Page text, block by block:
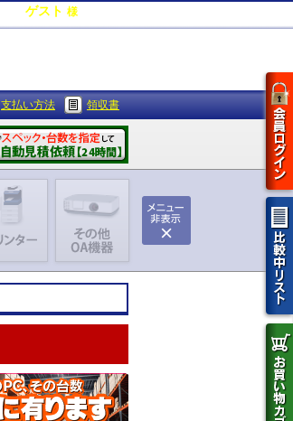
ゲスト 様
支払い方法 領収書